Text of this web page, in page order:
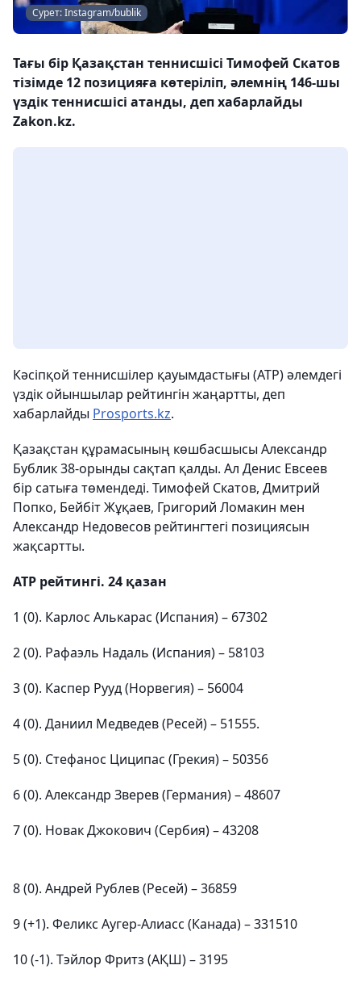
Сурет: Instagram/bublik
Тағы бір Қазақстан теннисшісі Тимофей Скатов
тізімде 12 позицияға көтеріліп, әлемнің 146-шы
үздік теннисшісі атанды, деп хабарлайды
Zakon.kz.
Кәсіпқой теннисшілер қауымдастығы (ATP) әлемдегі
үздік ойыншылар рейтингін жаңартты, деп
хабарлайды Prosports.kz.
Қазақстан құрамасының көшбасшысы Александр
Бублик 38-орынды сақтап қалды. Ал Денис Евсеев
бір сатыға төмендеді. Тимофей Скатов, Дмитрий
Попко, Бейбіт Жұқаев, Григорий Ломакин мен
Александр Недовесов рейтингтегі позициясын
жақсартты.
ATP рейтингі. 24 қазан
1 (0). Карлос Алькарас (Испания) – 67302
2 (0). Рафаэль Надаль (Испания) – 58103
3 (0). Каспер Рууд (Норвегия) – 56004
4 (0). Даниил Медведев (Ресей) – 51555.
5 (0). Стефанос Циципас (Грекия) – 50356
6 (0). Александр Зверев (Германия) – 48607
7 (0). Новак Джокович (Сербия) – 43208
8 (0). Андрей Рублев (Ресей) – 36859
9 (+1). Феликс Аугер-Алиасс (Канада) – 331510
10 (-1). Тэйлор Фритз (АҚШ) – 3195